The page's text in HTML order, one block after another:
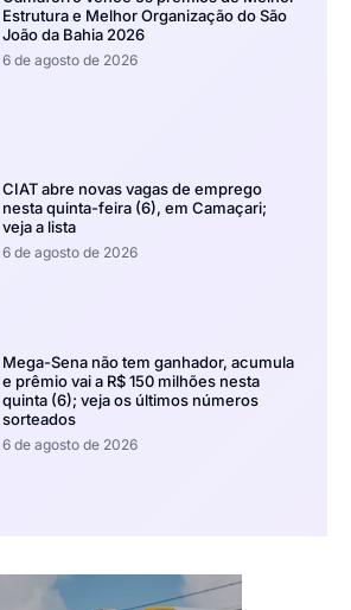
Estrutura e Melhor Organização do São
João da Bahia 2026
6 de agosto de 2026
CIAT abre novas vagas de emprego
nesta quinta-feira (6), em Camaçari;
veja a lista
6 de agosto de 2026
Mega-Sena não tem ganhador, acumula
e prêmio vai a R$ 150 milhões nesta
quinta (6); veja os últimos números
sorteados
6 de agosto de 2026